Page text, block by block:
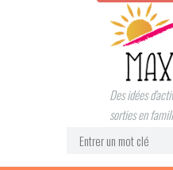
Des idées
sorties en